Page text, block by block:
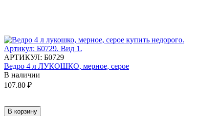
АРТИКУЛ: Б0729
Ведро 4 л ЛУКОШКО, мерное, серое
В наличии
107.80 ₽
В корзину